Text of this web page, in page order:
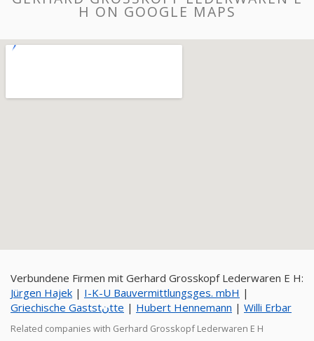
H ON GOOGLE MAPS
Verbundene Firmen mit Gerhard Grosskopf Lederwaren E H:
Jürgen Hajek | I-K-U Bauvermittlungsges. mbH |
Griechische Gaststنtte | Hubert Hennemann | Willi Erbar
Related companies with Gerhard Grosskopf Lederwaren E H